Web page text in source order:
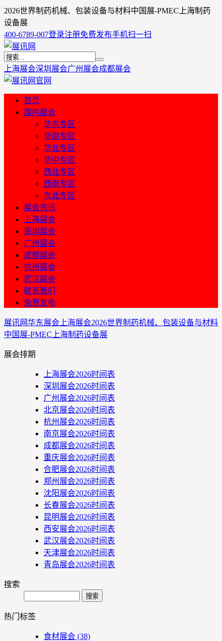
2026世界制药机械、包装设备与材料中国展-PMEC上海制药
设备展
400-6789-007登录注册免费发布手机扫一扫
上海展会深圳展会广州展会成都展会
首页
国内展会
华东专区
华南专区
华北专区
华中专区
西北专区
西南专区
东北专区
展会资讯
上海展会
深圳展会
广州展会
成都展会
杭州展会
武汉展会
联系我们
免费发布
展讯网华东展会 上海展会2026世界制药机械、包装设备与材料
中国展-PMEC上海制药设备展
展会排期
上海展会2026时间表
深圳展会2026时间表
广州展会2026时间表
北京展会2026时间表
杭州展会2026时间表
南京展会2026时间表
成都展会2026时间表
重庆展会2026时间表
合肥展会2026时间表
郑州展会2026时间表
沈阳展会2026时间表
长春展会2026时间表
昆明展会2026时间表
西安展会2026时间表
武汉展会2026时间表
天津展会2026时间表
青岛展会2026时间表
搜索
Search
热门标签
食材展会 (38)